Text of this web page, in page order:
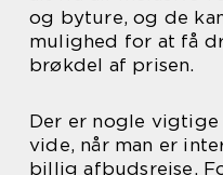
og byture, og de
mulighed for at få
brøkdel af prisen.
Der er nogle
vide, når man er
billig afbudsrejse.